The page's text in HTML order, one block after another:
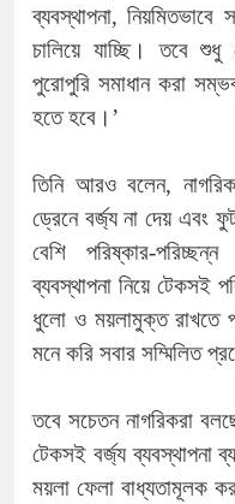
ব্যবস্থাপনা,
চালিয়ে যাচ্ছি। তবে
পুরোপুরি সমাধান করা
হতে হবে।’
তিনি আরও বলেন,
ড্রেনে বর্জ্য না দেয় এবং
বেশি পরিষ্কার-
ব্যবস্থাপনা নিয়ে টেকসই
ধুলো ও ময়লামুক্ত রাখতে
মনে করি সবার সম্মিলিত
তবে সচেতন নাগরিকরা
টেকসই বর্জ্য ব্যবস্থাপনা
ময়লা ফেলা বাধ্যতামূলক